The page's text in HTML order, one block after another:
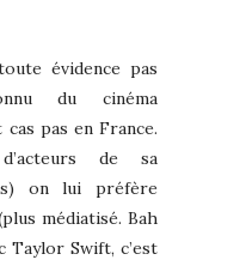
évidence pas
du cinéma
pas en France.
de sa
on lui préfère
médiatisé. Bah
Taylor Swift, c’est